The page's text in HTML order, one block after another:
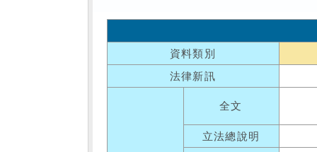
資料類別
法律新訊
全文
立法總說明